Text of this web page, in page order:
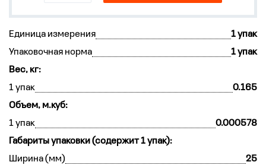
Единица измерения
1 упак
Упаковочная норма
1 упак
Вес, кг:
1 упак
0.165
Объем, м.куб:
1 упак
0.000578
Габариты упаковки (содержит 1 упак):
Ширина (мм)
25